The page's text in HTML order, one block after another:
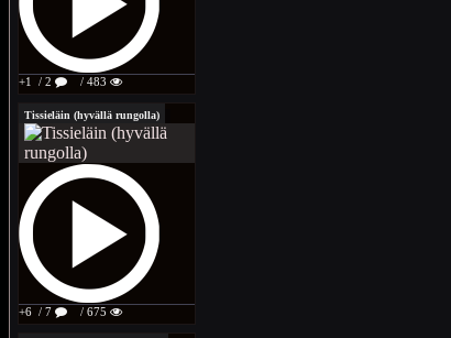
+1 / 2 / 483
Tissieläin (hyvällä rungolla)
+6 / 7 / 675